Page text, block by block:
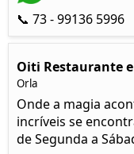
📞 73 - 99136 5996
Oiti Restaurante
Orla
Onde a magia
incríveis se
de Segunda a